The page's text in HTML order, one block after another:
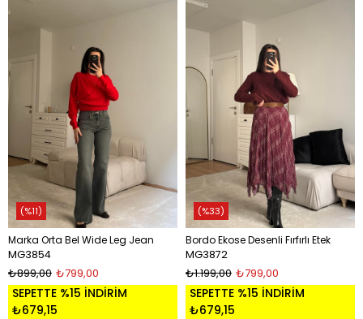
Marka Orta Bel Wide Leg Jean
MG3854
₺799,00
₺899,00
SEPETTE %15 İNDİRİM
₺679,15
%11
Bordo Ekose Desenli Fırfırlı Etek
MG3872
₺799,00
₺1.199,00
SEPETTE %15 İNDİRİM
₺679,15
%33